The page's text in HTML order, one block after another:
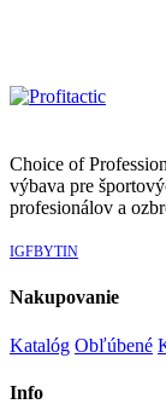
Choice of
výbava pre
profesionálov a
IGFBYTIN
Nakupovanie
Katalóg Obľúbené
Info